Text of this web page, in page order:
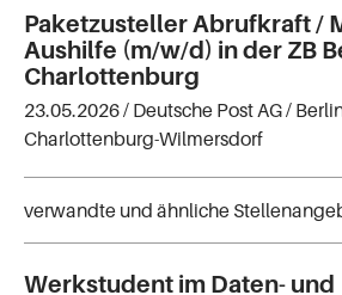
Paketzusteller Abrufkraft /
Aushilfe (m/w/d) in der ZB
Charlottenburg
23.05.2026 / Deutsche Post AG/
Charlottenburg-Wilmersdorf
verwandte und ähnliche
Werkstudent im Daten- und